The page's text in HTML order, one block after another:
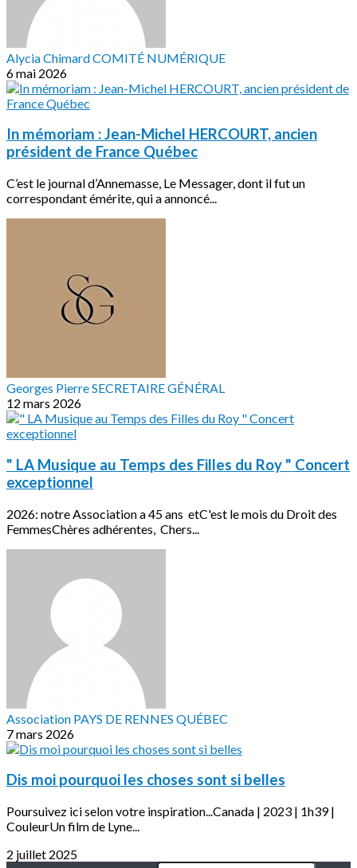
Alycia Chimard COMITÉ NUMÉRIQUE
6 mai 2026
In mémoriam : Jean-Michel HERCOURT, ancien
président de France Québec
C’est le journal d’Annemasse, Le Messager, dont il fut un
correspondant émérite, qui a annoncé...
Georges Pierre SECRETAIRE GÉNÉRAL
12 mars 2026
" LA Musique au Temps des Filles du Roy " Concert
exceptionnel
2026: notre Association a 45 ans etC'est le mois du Droit des
FemmesChères adhérentes, Chers...
Association PAYS DE RENNES QUÉBEC
7 mars 2026
Dis moi pourquoi les choses sont si belles
Poursuivez ici selon votre inspiration...Canada | 2023 | 1h39 |
CouleurUn film de Lyne...
2 juillet 2025